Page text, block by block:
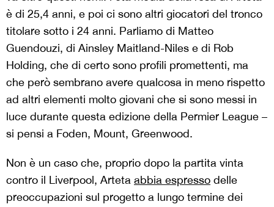
è di 25,4 anni, e poi ci sono altri giocatori del tronco
titolare sotto i 24 anni. Parliamo di Matteo
Guendouzi, di Ainsley Maitland-Niles e di Rob
Holding, che di certo sono profili promettenti, ma
che però sembrano avere qualcosa in meno rispetto
ad altri elementi molto giovani che si sono messi in
luce durante questa edizione della Permier League –
si pensi a Foden, Mount, Greenwood.
Non è un caso che, proprio dopo la partita vinta
contro il Liverpool, Arteta abbia espresso delle
preoccupazioni sul progetto a lungo termine dei